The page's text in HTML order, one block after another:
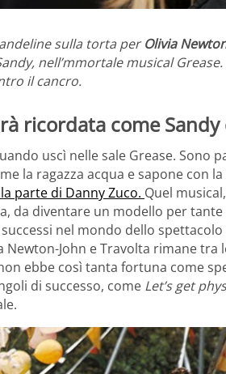
sulla torta perOlivia
nell’mmortale musical
il cancro.
ricordata come
uscì nelle sale Grease. Sono
la ragazza acqua e sapone con
parte di Danny Zuco. Quel
da diventare un modello per
nel mondo dello
Newton-John e Travolta rimane
ebbe così tanta fortuna come
di successo, come Let’s get